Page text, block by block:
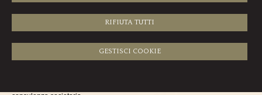
RIFIUTA TUTTI
GESTISCI COOKIE
Attività
I servizi di studio si estendono alla contrattualistica riferita alla gestione tipica
aziendale, sviluppo di budget e business plan.